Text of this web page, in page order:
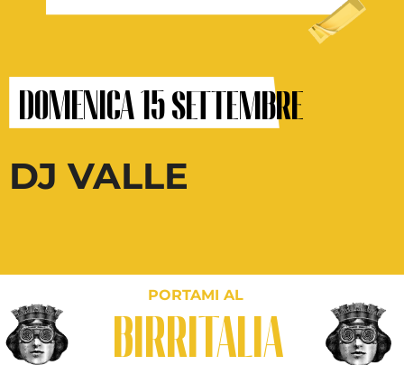
DOMENICA 15 settembre
DJ VALLE
PORTAMI AL
BIRRITALIA